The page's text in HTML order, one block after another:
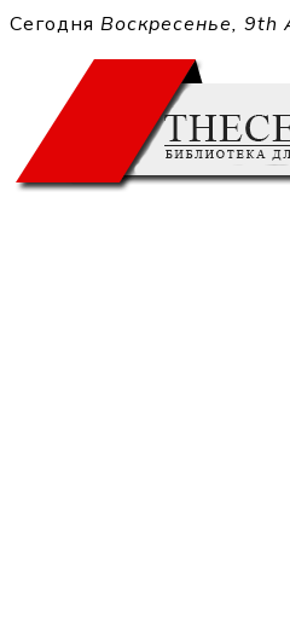
Перейти
содержимому
Сегодня Воскресенье, 9th